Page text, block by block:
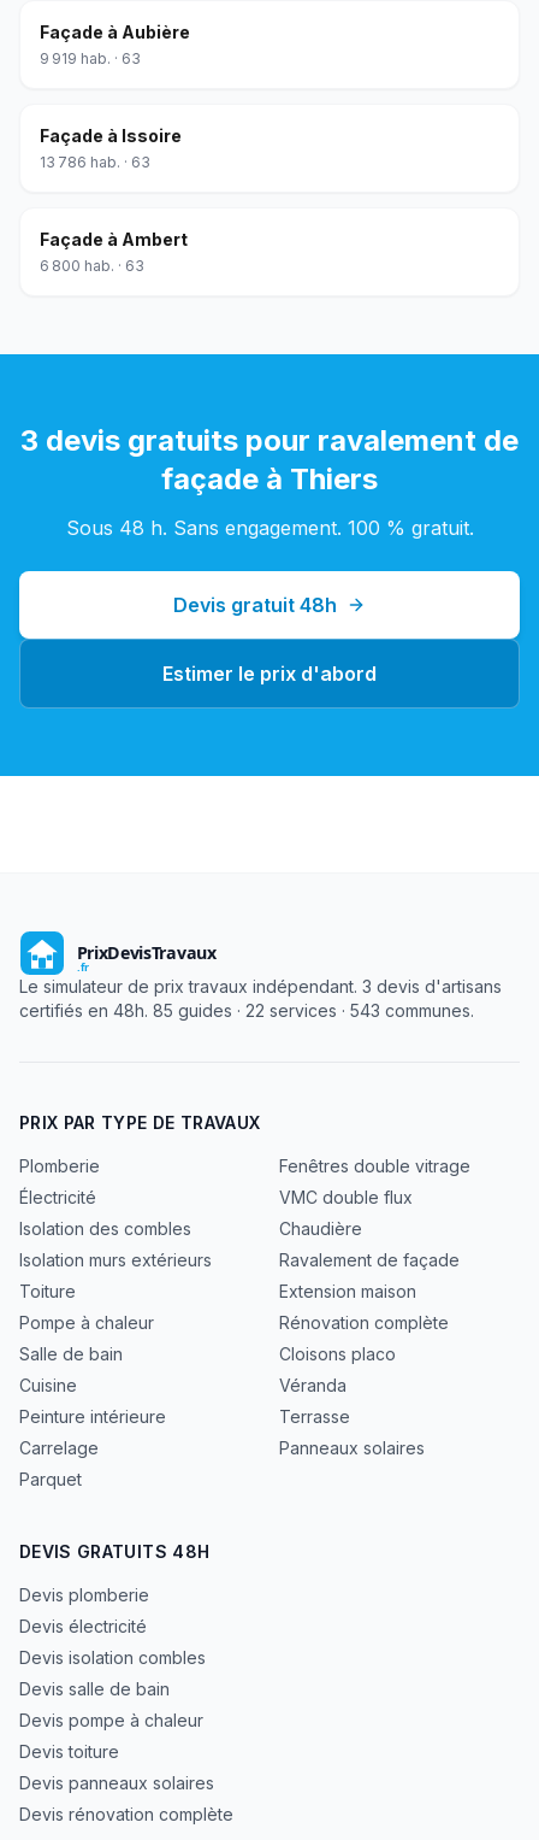
Façade à Aubière
9 919 hab. · 63
Façade à Issoire
13 786 hab. · 63
Façade à Ambert
6 800 hab. · 63
3 devis gratuits pour ravalement de
façade à Thiers
Sous 48 h. Sans engagement. 100 % gratuit.
Devis gratuit 48h
Estimer le prix d'abord
Le simulateur de prix travaux indépendant. 3 devis d'artisans
certifiés en 48h. 85 guides · 22 services · 543 communes.
PRIX PAR TYPE DE TRAVAUX
Plomberie
Électricité
Isolation des combles
Isolation murs extérieurs
Toiture
Pompe à chaleur
Salle de bain
Cuisine
Peinture intérieure
Carrelage
Parquet
Fenêtres double vitrage
VMC double flux
Chaudière
Ravalement de façade
Extension maison
Rénovation complète
Cloisons placo
Véranda
Terrasse
Panneaux solaires
DEVIS GRATUITS 48H
Devis plomberie
Devis électricité
Devis isolation combles
Devis salle de bain
Devis pompe à chaleur
Devis toiture
Devis panneaux solaires
Devis rénovation complète